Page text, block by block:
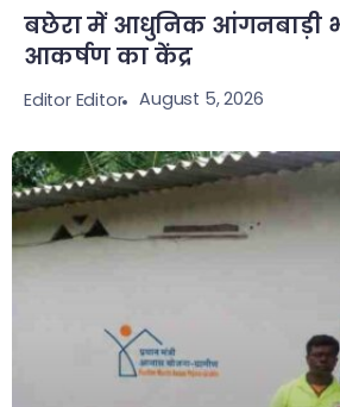
बछेरा में आधुनिक आंगनबाड़ी
आकर्षण का केंद्र
Editor Editor August 5, 2026